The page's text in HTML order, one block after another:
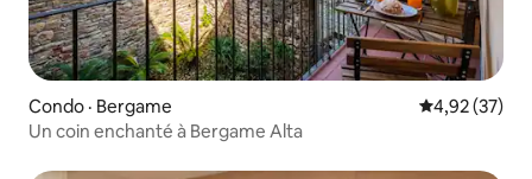
Condo · Bergame Note
4,92 (37)
Un coin enchanté à Bergame Alta